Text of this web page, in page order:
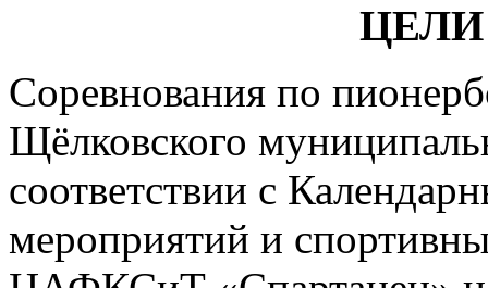
ЦЕЛИ
Соревнования по
Щёлковского
соответствии с
мероприятий и